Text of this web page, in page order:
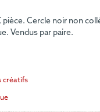
Cercle noir non
Vendus par paire.
créatifs